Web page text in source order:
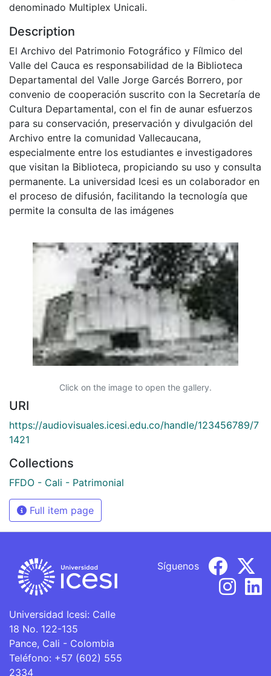
denominado Multiplex Unicali.
Description
El Archivo del Patrimonio Fotográfico y Fílmico del
Valle del Cauca es responsabilidad de la Biblioteca
Departamental del Valle Jorge Garcés Borrero, por
convenio de cooperación suscrito con la Secretaría de
Cultura Departamental, con el fin de aunar esfuerzos
para su conservación, preservación y divulgación del
Archivo entre la comunidad Vallecaucana,
especialmente entre los estudiantes e investigadores
que visitan la Biblioteca, propiciando su uso y consulta
permanente. La universidad Icesi es un colaborador en
el proceso de difusión, facilitando la tecnología que
permite la consulta de las imágenes
Click on the image to open the gallery.
URI
https://audiovisuales.icesi.edu.co/handle/123456789/7
1421
Collections
FFDO - Cali - Patrimonial
Full item page
Universidad Icesi: Calle
18 No. 122-135
Pance, Cali - Colombia
Teléfono: +57 (602) 555
2334
Síguenos